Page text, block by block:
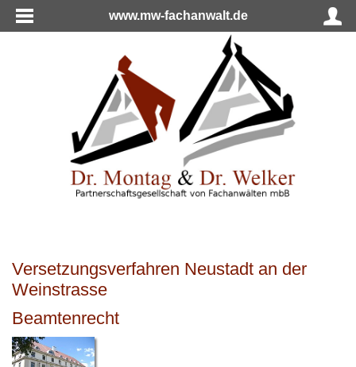
www.mw-fachanwalt.de
Versetzungsverfahren Neustadt an der
Weinstrasse
Beamtenrecht